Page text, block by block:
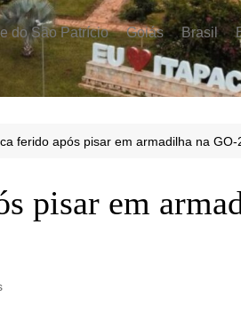
do São Patrício Goiás Brasil
ferido após pisar em armadilha na GO-
pisar em